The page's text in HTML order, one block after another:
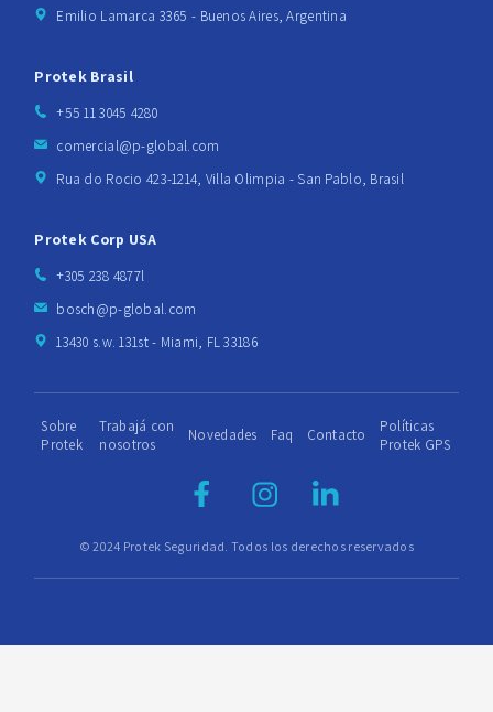
Emilio Lamarca 3365 - Buenos Aires, Argentina
Protek Brasil
+55 11 3045 4280
comercial@p-global.com
Rua do Rocio 423-1214, Villa Olimpia - San Pablo, Brasil
Protek Corp USA
+305 238 4877l
bosch@p-global.com
13430 s.w. 131st - Miami, FL 33186
© 2024 Protek Seguridad. Todos los derechos reservados
Sobre
Protek
Trabajá con
nosotros
Novedades Faq Contacto
Políticas
Protek GPS